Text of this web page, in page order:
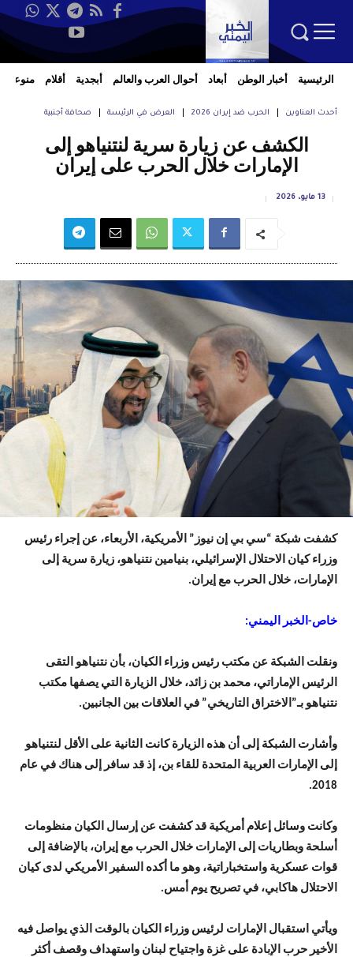
الرئيسية أخبار الوطن أبعاد أحوال العرب والعالم أبجدية أقلام منوعات
أحدث العناوين الحرب ضد إيران 2026 العرض في الرئيسة صحافة أجنبية
الكشف عن زيارة سرية لنتنياهو إلى
الإمارات خلال الحرب على إيران
13 مايو، 2026
كشفت شبكة “سي بي إن نيوز” الأمريكية، الأربعاء، عن إجراء رئيس
وزراء كيان الاحتلال الإسرائيلي، بنيامين نتنياهو، زيارة سرية إلى
الإمارات، خلال الحرب مع إيران.
خاص-الخبر اليمني:
ونقلت الشبكة عن مكتب رئيس وزراء الكيان، بأن نتنياهو التقى
الرئيس الإماراتي، محمد بن زائد، خلال الزيارة التي يصفها مكتب
نتنياهو بـ”الاختراق التاريخي” في العلاقات بين الجانبين.
وأشارت الشبكة إلى أن هذه الزيارة كانت الثانية على الأقل لنتنياهو
إلى الإمارات العربية المتحدة للقاء بن، إذ قد سافر إلى هناك في عام
2018.
وكانت وسائل إعلام أمريكية قد كشفت عن إرسال الكيان منظومات
أسلحة وبطاريات إلى الإمارات خلال الحرب مع إيران، بالإضافة إلى
قوات عسكرية واستخباراتية، وهو ما أكده السفير الأمريكي لدى كيان
الاحتلال هاكابي، في تصريح يوم أمس.
ويأتي استقبال الإمارات لرئيس وزراء الكيان بالوقت الذي يواصل فيه
الأخير حرب الإبادة على غزة واجتياح لبنان واستهداف وقصف أكثر